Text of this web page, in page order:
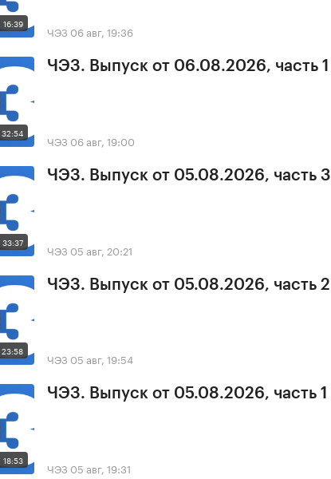
16:39 ЧЭЗ 06 авг, 19:36
32:54
ЧЭЗ. Выпуск от 06.08.2026, часть 1
ЧЭЗ 06 авг, 19:00
33:37
ЧЭЗ. Выпуск от 05.08.2026, часть 3
ЧЭЗ 05 авг, 20:21
23:58
ЧЭЗ. Выпуск от 05.08.2026, часть 2
ЧЭЗ 05 авг, 19:54
18:53
ЧЭЗ. Выпуск от 05.08.2026, часть 1
ЧЭЗ 05 авг, 19:31